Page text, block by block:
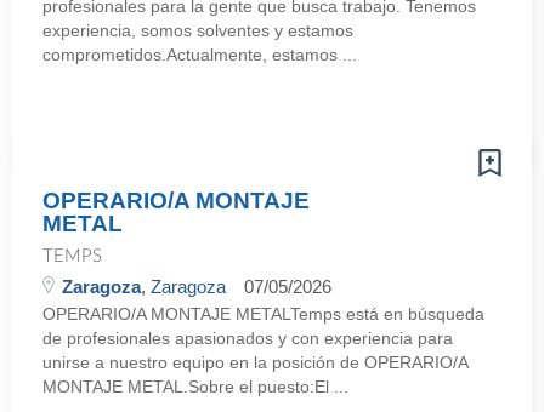
profesionales para la gente que busca trabajo. Tenemos
experiencia, somos solventes y estamos
comprometidos.Actualmente, estamos ...
OPERARIO/A MONTAJE
METAL
TEMPS
Zaragoza, Zaragoza 07/05/2026
OPERARIO/A MONTAJE METALTemps está en búsqueda
de profesionales apasionados y con experiencia para
unirse a nuestro equipo en la posición de OPERARIO/A
MONTAJE METAL.Sobre el puesto:El ...